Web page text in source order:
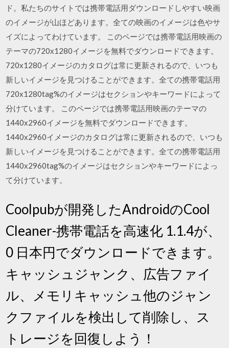
ド。私たちのサイトでは携帯電話用ダウンロードしやすい映画
のイメージが山ほどあります。全ての映画のイメージは色やサ
イズによってわけています。 このページでは携帯電話用映画の
テーマの720х1280イメージを無料でダウンロードできます。
720х1280イメージのカタログは常に更新されるので、いつも
新しいイメージを見つけることができます。全ての携帯電話用
720х1280tag%のイメージはセクションやキーワードによって
分けています。 このページでは携帯電話用映画のテーマの
1440х2960イメージを無料でダウンロードできます。
1440х2960イメージのカタログは常に更新されるので、いつも
新しいイメージを見つけることができます。全ての携帯電話用
1440х2960tag%のイメージはセクションやキーワードによっ
て分けています。
Coolpubが開発したAndroidのCool
Cleaner-携帯電話を高速化 1.1.4が、
0 日本円でダウンロードできます。
キャッシュジャンク、広告ファイ
ル、メモリキャッシュ他のジャン
クファイルを検出して削除し、ス
トレージを回復しよう！